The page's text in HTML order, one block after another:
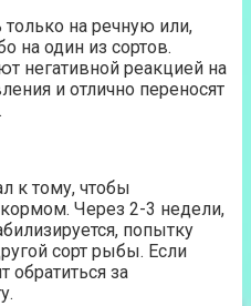
на речную или,
на один из сортов.
негативной реакцией на
и отлично переносят
к тому, чтобы
Через 2-3 недели,
попытку
сорт рыбы. Если
обратиться за